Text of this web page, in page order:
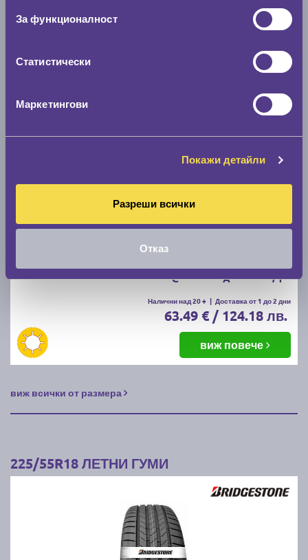
За функционалност
Статистически
Маркетингови
Покажи детайли
Разреши всички
Отказ
71
68.00 € / 133.00 лв.
C A 71
Налични над 20 + | Доставка от 1 до 2 дни
63.49 € / 124.18 лв.
виж повече
виж всички от размера
225/55R18 ЛЕТНИ ГУМИ